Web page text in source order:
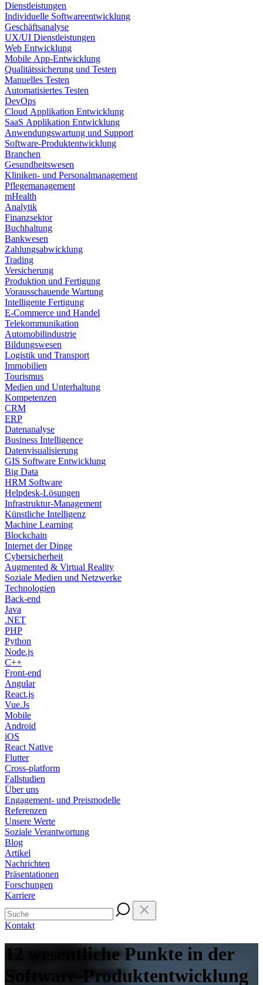
Dienstleistungen
Individuelle Softwareentwicklung
Geschäftsanalyse
UX/UI Dienstleistungen
Web Entwicklung
Mobile App-Entwicklung
Qualitätssicherung und Testen
Manuelles Testen
Automatisiertes Testen
DevOps
Cloud Applikation Entwicklung
SaaS Applikation Entwicklung
Anwendungswartung und Support
Software-Produktentwicklung
Branchen
Gesundheitswesen
Kliniken- und Personalmanagement
Pflegemanagement
mHealth
Analytik
Finanzsektor
Buchhaltung
Bankwesen
Zahlungsabwicklung
Trading
Versicherung
Produktion und Fertigung
Vorausschauende Wartung
Intelligente Fertigung
E-Commerce und Handel
Telekommunikation
Automobilindustrie
Bildungswesen
Logistik und Transport
Immobilien
Tourismus
Medien und Unterhaltung
Kompetenzen
CRM
ERP
Datenanalyse
Business Intelligence
Datenvisualisierung
GIS Software Entwicklung
Big Data
HRM Software
Helpdesk-Lösungen
Infrastruktur-Management
Künstliche Intelligenz
Machine Learning
Blockchain
Internet der Dinge
Cybersicherheit
Augmented & Virtual Reality
Soziale Medien und Netzwerke
Technologien
Back-end
Java
.NET
PHP
Python
Node.js
C++
Front-end
Angular
React.js
Vue.Js
Mobile
Android
iOS
React Native
Flutter
Cross-platform
Fallstudien
Über uns
Engagement- und Preismodelle
Referenzen
Unsere Werte
Soziale Verantwortung
Blog
Artikel
Nachrichten
Präsentationen
Forschungen
Karriere
Kontakt
12 wesentliche Punkte in der
Software-Produktentwicklung